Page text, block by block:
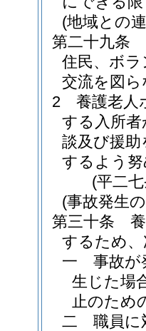
(地域との
第二十九条
住民、ボ
交流を図
2
養護老人
する入所
談及び援
するよう
(平二
(事故発生
第三十条
するため
一
事故が
生じた場
止のため
二
職員に